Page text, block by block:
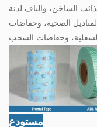
الساخن، والياف لدنة
الصحية، وحفاضات
مستودع